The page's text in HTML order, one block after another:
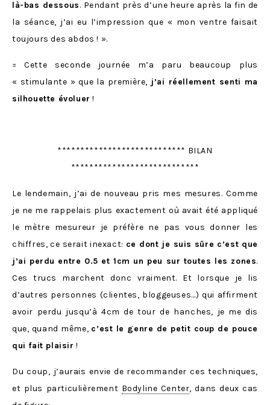
là-bas dessous. Pendant près d’une heure après la fin de
la séance, j’ai eu l’impression que « mon ventre faisait
toujours des abdos ! ».
= Cette seconde journée m’a paru beaucoup plus
« stimulante » que la première, j’ai réellement senti ma
silhouette évoluer !
**************************** BILAN
****************************
Le lendemain, j’ai de nouveau pris mes mesures. Comme
je ne me rappelais plus exactement où avait été appliqué
le mètre mesureur je préfère ne pas vous donner les
chiffres, ce serait inexact: ce dont je suis sûre c’est que
j’ai perdu entre 0.5 et 1cm un peu sur toutes les zones.
Ces trucs marchent donc vraiment. Et lorsque je lis
d’autres personnes (clientes, bloggeuses…) qui affirment
avoir perdu jusqu’à 4cm de tour de hanches, je me dis
que, quand même, c’est le genre de petit coup de pouce
qui fait plaisir !
Du coup, j’aurais envie de recommander ces techniques,
et plus particulièrement Bodyline Center, dans deux cas